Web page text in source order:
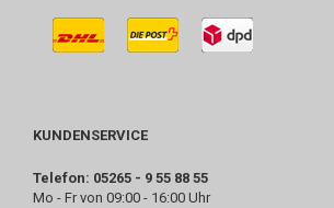
KUNDENSERVICE
Telefon: 05265 - 9 55 88 55
Mo - Fr von 09:00 - 16:00 Uhr